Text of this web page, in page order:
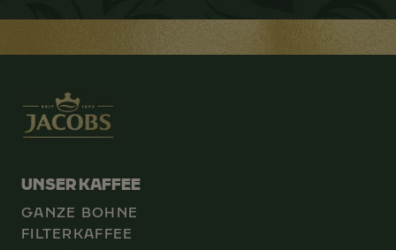
UNSER KAFFEE
GANZE BOHNE
FILTERKAFFEE